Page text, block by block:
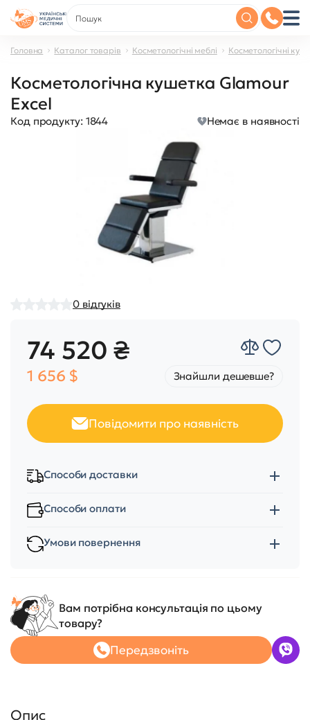
Головна Каталог товарів Косметологічні меблі Косметологічні
Косметологічна кушетка Glamour
Excel
Код продукту: 1844 Немає в наявності
0 відгуків
74 520 ₴
1 656 $ Знайшли дешевше?
Повідомити про наявність
Способи доставки
Способи оплати
Умови повернення
Вам потрібна консультація по цьому
товару?
Передзвоніть
Опис